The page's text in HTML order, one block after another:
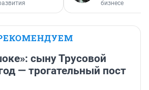
бизнесе
сыну Трусовой
— трогательный пост